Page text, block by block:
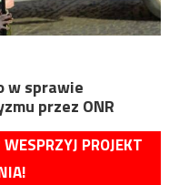
w sprawie
przez ONR
PROJEKT